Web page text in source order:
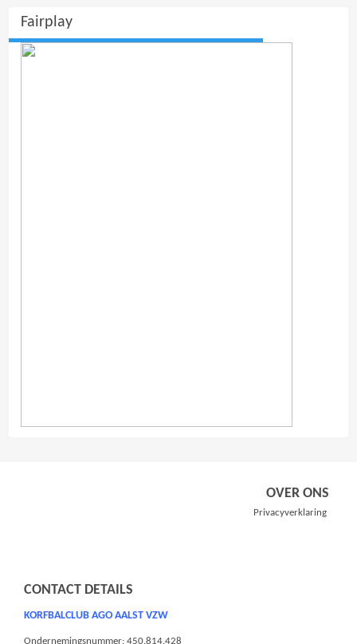
Fairplay
OVER ONS
Privacyverklaring
CONTACT DETAILS
KORFBALCLUB AGO AALST VZW
Ondernemingsnummer: 450.814.428